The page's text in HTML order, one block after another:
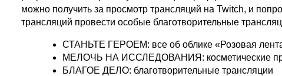
можно получить за просмотр трансляций на Twitch, и
трансляций провести особые благотворительные
СТАНЬТЕ ГЕРОЕМ: все об облике «Розовая
МЕЛОЧЬ НА ИССЛЕДОВАНИЯ : косметические
БЛАГОЕ ДЕЛО: благотворительные трансляции